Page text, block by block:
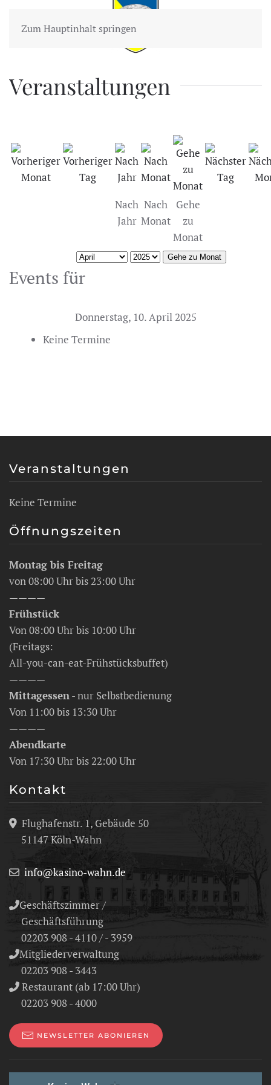
Zum Hauptinhalt springen
Veranstaltungen
Nach
Jahr
Nach
Monat
Gehe
zu
Monat
Gehe zu Monat
Events für
Donnerstag, 10. April 2025
Keine Termine
Veranstaltungen
Keine Termine
Öffnungszeiten
Montag bis Freitag
von 08:00 Uhr bis 23:00 Uhr
————
Frühstück
Von 08:00 Uhr bis 10:00 Uhr
(Freitags:
All-you-can-eat-Frühstücksbuffet)
————
Mittagessen- nur Selbstbedienung
Von 11:00 bis 13:30 Uhr
————
Abendkarte
Von 17:30 Uhr bis 22:00 Uhr
Kontakt
Flughafenstr. 1, Gebäude 50
51147 Köln-Wahn
info@kasino-wahn.de
Geschäftszimmer /
Geschäftsführung
02203 908 - 4110 / - 3959
Mitgliederverwaltung
02203 908 - 3443
Restaurant (ab 17:00 Uhr)
02203 908 - 4000
NEWSLETTER ABONIEREN